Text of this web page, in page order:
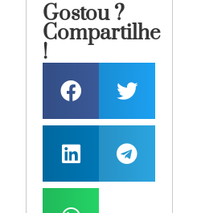
Gostou ?
Compartilhe
!